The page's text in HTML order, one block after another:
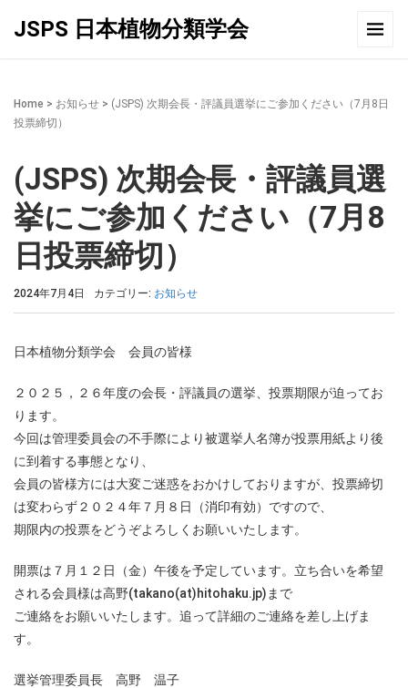
JSPS 日本植物分類学会
Home > お知らせ > (JSPS) 次期会長・評議員選挙にご参加ください（7月8日
投票締切）
(JSPS) 次期会長・評議員選
挙にご参加ください（7月8
日投票締切）
2024年7月4日 カテゴリー: お知らせ
日本植物分類学会 会員の皆様
２０２５，２６年度の会長・評議員の選挙、投票期限が迫ってお
ります。
今回は管理委員会の不手際により被選挙人名簿が投票用紙より後
に到着する事態となり、
会員の皆様方には大変ご迷惑をおかけしておりますが、投票締切
は変わらず２０２４年７月８日（消印有効）ですので、
期限内の投票をどうぞよろしくお願いいたします。
開票は７月１２日（金）午後を予定しています。立ち合いを希望
される会員様は高野(takano(at)hitohaku.jp)まで
ご連絡をお願いいたします。追って詳細のご連絡を差し上げま
す。
選挙管理委員長 高野 温子